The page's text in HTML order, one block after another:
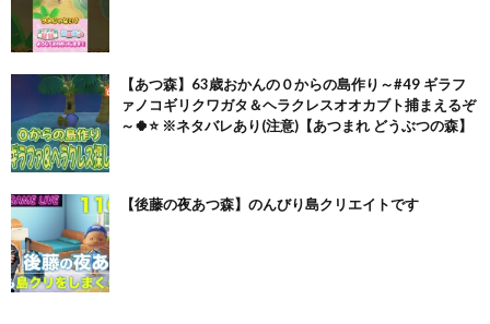
【あつ森】63歳おかんの０からの島作り～#49 ギラフ
ァノコギリクワガタ＆ヘラクレスオオカブト捕まえるぞ
～🍀⭐ ※ネタバレあり(注意)【あつまれ どうぶつの森】
【後藤の夜あつ森】のんびり島クリエイトです